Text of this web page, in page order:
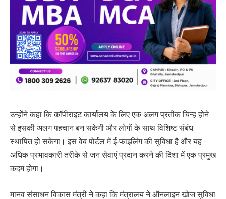
उन्‍होंने कहा कि कॉपीराइट कार्यालय के लिए एक अलग प्रतीक चिन्‍ह होने
से इसकी अलग पहचान बन सकेगी और लोगों के साथ विशिष्‍ट संबंध
स्‍थापित हो सकेगा। इस वेब पोर्टल में ई-फाइलिंग की सुविधा है और यह
अधिक प्रभावकारी तरीके से जन सेवाएं प्रदान करने की दिशा में एक प्रमुख
कदम होगा।
मानव संसाधन विकास मंत्री ने कहा कि मंत्रालय ने ऑनलाइन खोज सुविधा